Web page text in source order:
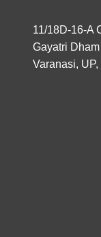
11/18D-16-A
Gayatri
Varanasi, UP,